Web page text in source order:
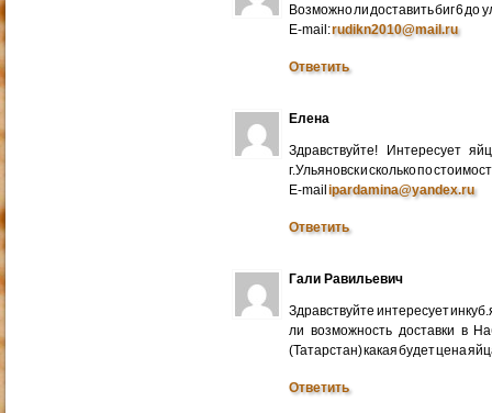
Возможно ли доставить биг 6 до
E-mail:rudikn2010@mail.ru
Ответить
Елена
Здравствуйте! Интересует
г.Ульяновск и сколько по
E-mailipardamina@yandex.ru
Ответить
Гали Равильевич
Здравствуйте интересует
ли возможность доставки в
(Татарстан) какая будет цена
Ответить